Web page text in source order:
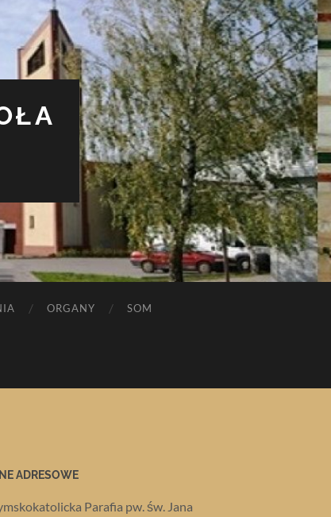
ORGANY SOM
ADRESOWE
Parafia pw. św. Jana